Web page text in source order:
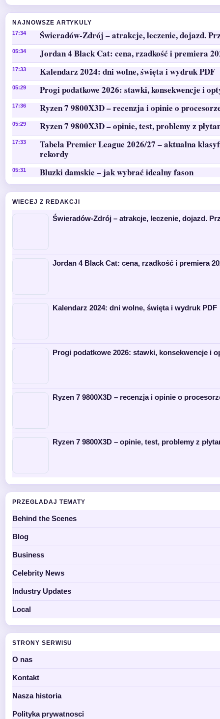
NAJNOWSZE ARTYKULY
17:34 Świeradów-Zdrój – atrakcje, leczenie, dojazd.
05:34 Jordan 4 Black Cat: cena, rzadkość i premiera
17:33 Kalendarz 2024: dni wolne, święta i wydruk PDF
05:29 Progi podatkowe 2026: stawki, konsekwencje i
17:36 Ryzen 7 9800X3D – recenzja i opinie o
05:29 Ryzen 7 9800X3D – opinie, test, problemy z
17:33
Tabela Premier League 2026/27 – aktualna
rekordy
05:31 Bluzki damskie – jak wybrać idealny fason
WIECEJ Z REDAKCJI
Świeradów-Zdrój – atrakcje, leczenie, dojazd.
Jordan 4 Black Cat: cena, rzadkość i premiera
Kalendarz 2024: dni wolne, święta i wydruk PDF
Progi podatkowe 2026: stawki, konsekwencje i
Ryzen 7 9800X3D – recenzja i opinie o
Ryzen 7 9800X3D – opinie, test, problemy z
PRZEGLADAJ TEMATY
Behind the Scenes
Blog
Business
Celebrity News
Industry Updates
Local
STRONY SERWISU
O nas
Kontakt
Nasza historia
Polityka prywatnosci